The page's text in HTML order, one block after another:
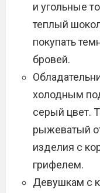
и угольные
теплый
покупать
бровей.
холодным
серый цвет.
рыжеватый
изделия с
грифелем.
Девушкам с